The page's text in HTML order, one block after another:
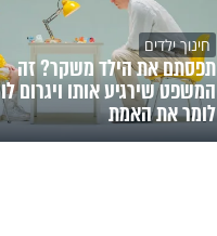
חינוך ילדים
תפסתם את הילד משקר? זה
המשפט שירגיע אותו ויגרום לו
לומר את האמת